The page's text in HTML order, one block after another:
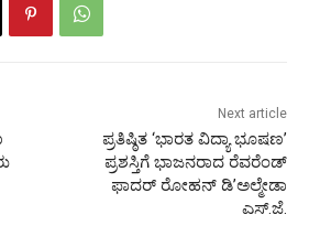
Next article
ಪ್ರತಿಷ್ಠಿತ ‘ಭಾರತ ವಿದ್ಯಾ ಭೂಷಣ’
ಪ್ರಶಸ್ತಿಗೆ ಭಾಜನರಾದ ರೆವರೆಂಡ್
ಫಾದರ್ ರೋಹನ್ ಡಿ’ಅಲ್ಮೇಡಾ
ಎಸ್.ಜೆ.